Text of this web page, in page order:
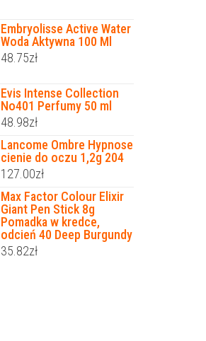
Embryolisse Active Water
Woda Aktywna 100 Ml
48.75zł
Evis Intense Collection
No401 Perfumy 50 ml
48.98zł
Lancome Ombre Hypnose
cienie do oczu 1,2g 204
127.00zł
Max Factor Colour Elixir
Giant Pen Stick 8g
Pomadka w kredce,
odcień 40 Deep Burgundy
35.82zł